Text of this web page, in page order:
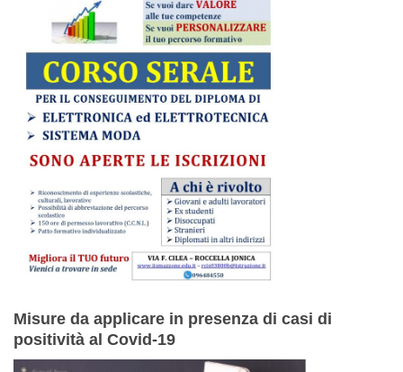
Misure da applicare in presenza di casi di
positività al Covid-19